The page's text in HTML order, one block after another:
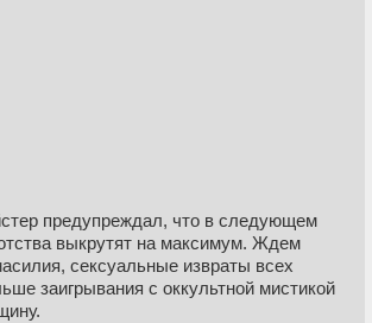
предупреждал, что в следующем
выкрутят на максимум. Ждем
сексуальные извраты всех
заигрывания с оккультной мистикой